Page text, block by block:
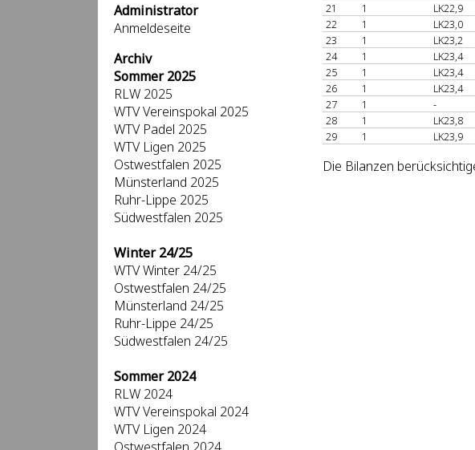
Administrator
Anmeldeseite
Archiv
Sommer 2025
RLW 2025
WTV Vereinspokal 2025
WTV Padel 2025
WTV Ligen 2025
Ostwestfalen 2025
Münsterland 2025
Ruhr-Lippe 2025
Südwestfalen 2025
Winter 24/25
WTV Winter 24/25
Ostwestfalen 24/25
Münsterland 24/25
Ruhr-Lippe 24/25
Südwestfalen 24/25
Sommer 2024
RLW 2024
WTV Vereinspokal 2024
WTV Ligen 2024
21
1 LK22,9
22
1 LK23,0
23
1 LK23,2
24
1 LK23,4
25
1 LK23,4
26
1 LK23,4
27
1 -
28
1 LK23,8
29
1 LK23,9
Die Bilanzen